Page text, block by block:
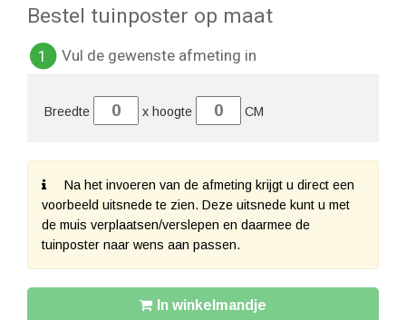
Bestel tuinposter op maat
1 Vul de gewenste afmeting in
Breedte x hoogte CM
Na het invoeren van de afmeting krijgt u direct een
voorbeeld uitsnede te zien. Deze uitsnede kunt u met
de muis verplaatsen/verslepen en daarmee de
tuinposter naar wens aan passen.
In winkelmandje